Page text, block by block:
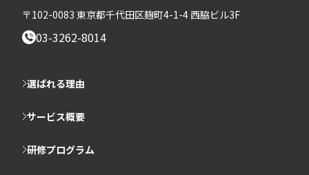
〒102-0083 東京都千代田区麹町4-1-4 西脇ビル3F
03-3262-8014
選ばれる理由
サービス概要
研修プログラム